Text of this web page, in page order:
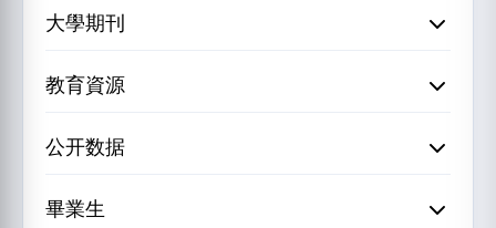
大學期刊
教育資源
公开数据
畢業生